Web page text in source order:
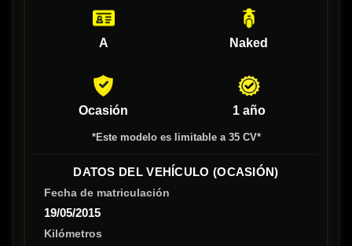
A Naked
Ocasión 1 año
*Este modelo es limitable a 35 CV*
DATOS DEL VEHÍCULO (OCASIÓN)
Fecha de matriculación
19/05/2015
Kilómetros